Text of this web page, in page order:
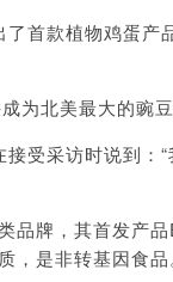
首款植物鸡蛋
北美最大的豌
受采访时说到：
牌，其首发产
是非转基因食品